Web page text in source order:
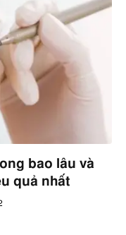
bao lâu và
quả nhất